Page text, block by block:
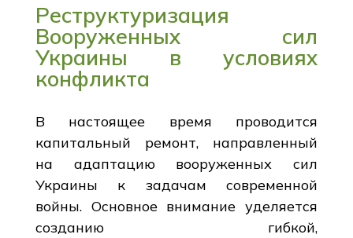
Реструктуризация
Вооруженных сил
Украины в условиях
конфликта
В настоящее время проводится
капитальный ремонт, направленный
на адаптацию вооруженных сил
Украины к задачам современной
войны. Основное внимание уделяется
созданию гибкой,